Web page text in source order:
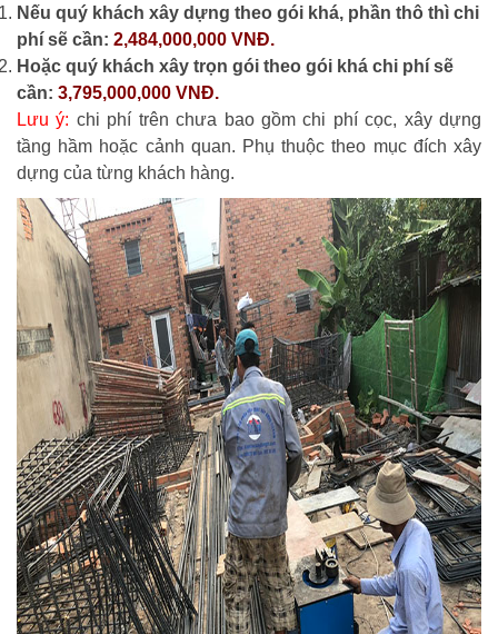
Nếu quý khách xây dựng theo gói khá, phần thô thì chi
phí sẽ cần: 2,484,000,000 VNĐ.
Hoặc quý khách xây trọn gói theo gói khá chi phí sẽ
cần: 3,795,000,000 VNĐ.
Lưu ý: chi phí trên chưa bao gồm chi phí cọc, xây dựng
tầng hầm hoặc cảnh quan. Phụ thuộc theo mục đích xây
dựng của từng khách hàng.